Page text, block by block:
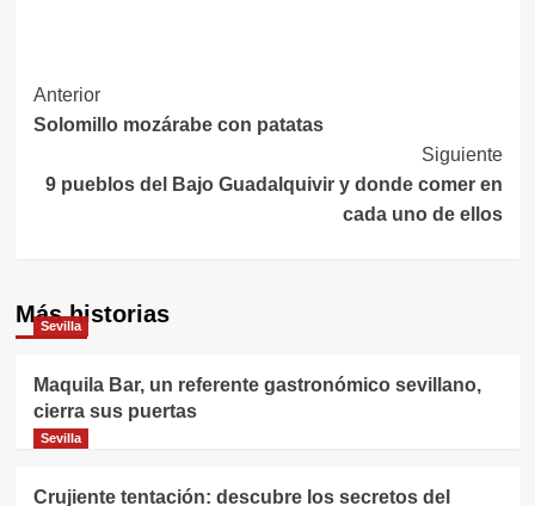
Navegación
de
entradas
Anterior
Solomillo mozárabe con patatas
Siguiente
9 pueblos del Bajo Guadalquivir y donde comer en
cada uno de ellos
Más historias
Sevilla
Maquila Bar, un referente gastronómico sevillano,
cierra sus puertas
Sevilla
Crujiente tentación: descubre los secretos del